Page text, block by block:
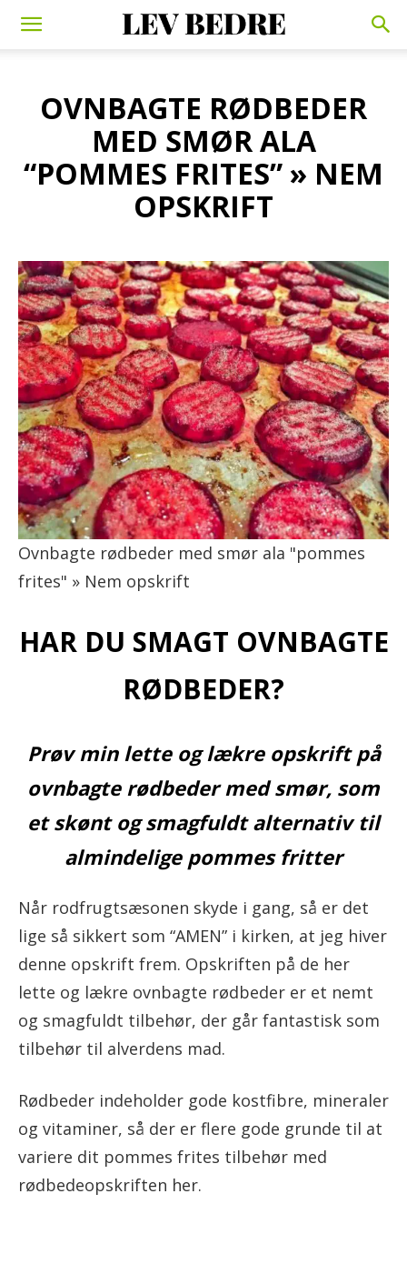
OVNBAGTE RØDBEDER
MED SMØR ALA
“POMMES FRITES” » NEM
OPSKRIFT
Ovnbagte rødbeder med smør ala "pommes
frites" » Nem opskrift
HAR DU SMAGT OVNBAGTE
RØDBEDER?
Prøv min lette og lækre opskrift på
ovnbagte rødbeder med smør, som
et skønt og smagfuldt alternativ til
almindelige pommes fritter
Når rodfrugtsæsonen skyde i gang, så er det
lige så sikkert som “AMEN” i kirken, at jeg hiver
denne opskrift frem. Opskriften på de her
lette og lækre ovnbagte rødbeder er et nemt
og smagfuldt tilbehør, der går fantastisk som
tilbehør til alverdens mad.
Rødbeder indeholder gode kostfibre, mineraler
og vitaminer, så der er flere gode grunde til at
variere dit pommes frites tilbehør med
rødbedeopskriften her.